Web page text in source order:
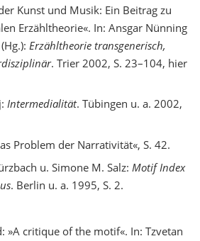
Kunst und Musik: Ein Beitrag zu
Erzähltheorie«. In: Ansgar Nünning
Erzähltheorie transgenerisch,
. Trier 2002, S. 23–104, hier
Intermedialität. Tübingen u. a. 2002,
Problem der Narrativität«, S. 42.
u. Simone M. Salz: Motif Index
. Berlin u. a. 1995, S. 2.
»A critique of the motif«. In: Tzvetan